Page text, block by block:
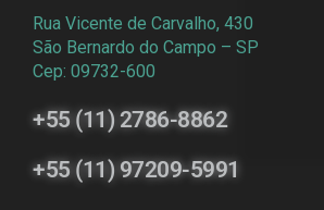
Rua Vicente de Carvalho, 430
São Bernardo do Campo – SP
Cep: 09732-600
+55 (11) 2786-8862
+55 (11) 97209-5991